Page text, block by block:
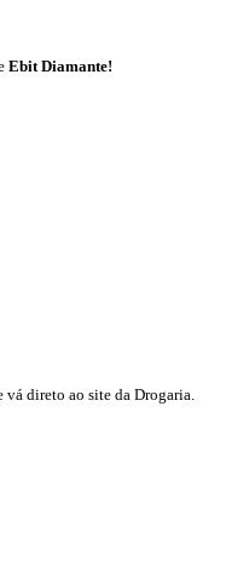
Ebit Diamante!
vá direto ao site da Drogaria.